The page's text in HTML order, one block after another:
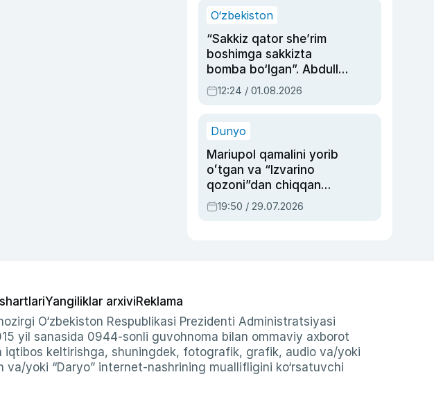
O‘zbekiston
“Sakkiz qator she’rim
boshimga sakkizta
bomba bo‘lgan”. Abdulla
Oripovni siyosiy
ayblovlardan asrab
12:24 / 01.08.2026
Dunyo
Mariupol qamalini yorib
oʻtgan va “Izvarino
qozoni”dan chiqqan
qahramon — Ukraina
armiyasi bosh
19:50 / 29.07.2026
Yangiliklar arxiviReklama
O‘zbekiston Respublikasi Prezidenti Administratsiyasi
yil sanasida 0944-sonli guvohnoma bilan ommaviy axborot
iqtibos keltirishga, shuningdek, fotografik, grafik, audio va/yoki
yoki “Daryo” internet-nashrining muallifligini ko‘rsatuvchi